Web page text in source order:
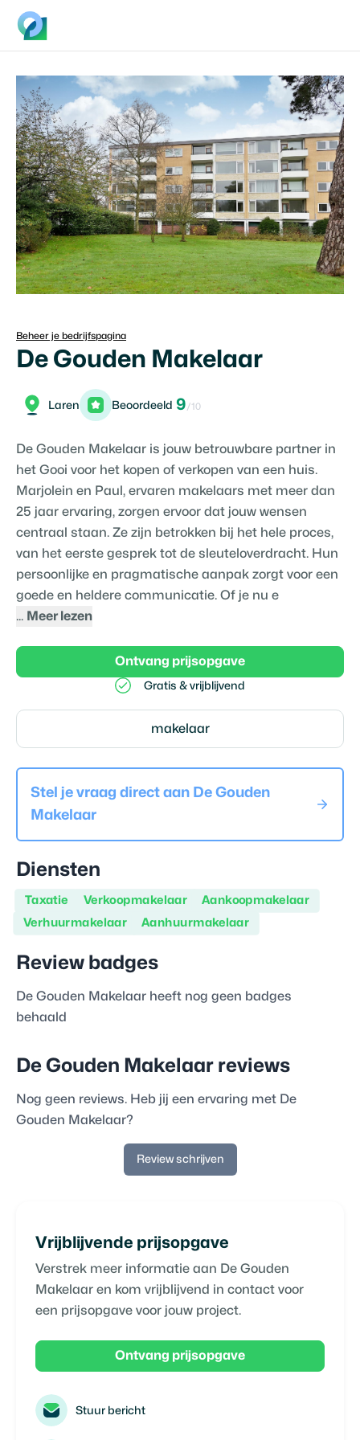
Beheer je bedrijfspagina
De Gouden Makelaar
Laren Beoordeeld 9/10
De Gouden Makelaar is jouw betrouwbare partner in
het Gooi voor het kopen of verkopen van een huis.
Marjolein en Paul, ervaren makelaars met meer dan
25 jaar ervaring, zorgen ervoor dat jouw wensen
centraal staan. Ze zijn betrokken bij het hele proces,
van het eerste gesprek tot de sleuteloverdracht. Hun
persoonlijke en pragmatische aanpak zorgt voor een
goede en heldere communicatie. Of je nu e
... Meer lezen
Ontvang prijsopgave
Gratis & vrijblijvend
makelaar
Stel je vraag direct aan De Gouden
Makelaar
Diensten
Taxatie Verkoopmakelaar Aankoopmakelaar
Verhuurmakelaar Aanhuurmakelaar
Review badges
De Gouden Makelaar heeft nog geen badges
behaald
De Gouden Makelaar reviews
Nog geen reviews. Heb jij een ervaring met De
Gouden Makelaar?
Review schrijven
Vrijblijvende prijsopgave
Verstrek meer informatie aan De Gouden
Makelaar en kom vrijblijvend in contact voor
een prijsopgave voor jouw project.
Ontvang prijsopgave
Stuur bericht